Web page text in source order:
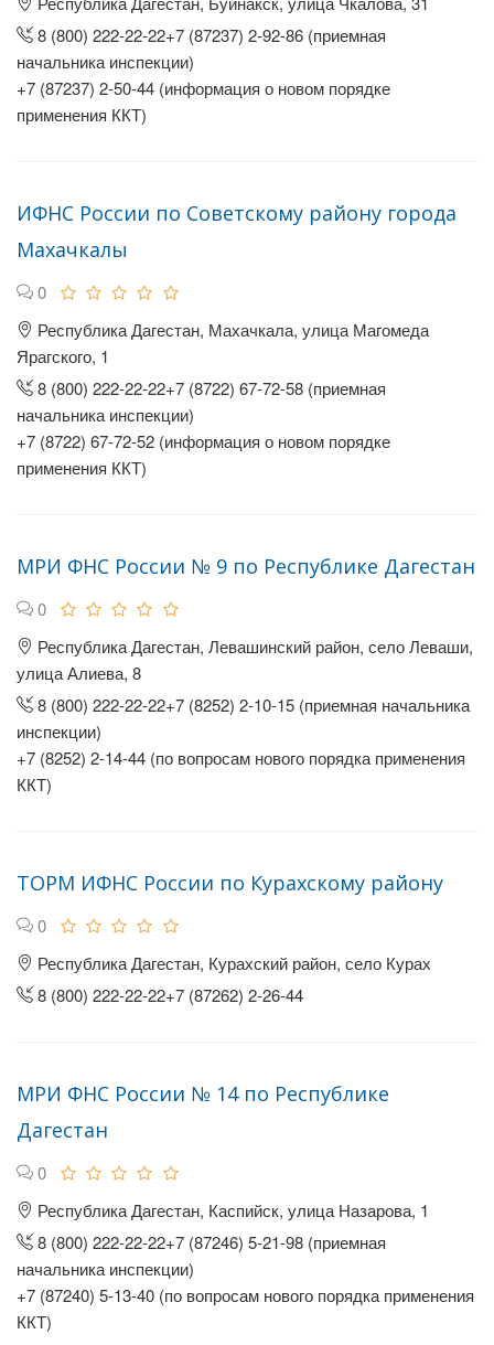
8 (800) 222-22-22+7 (87237) 2-92-86 (приемная
начальника инспекции)
+7 (87237) 2-50-44 (информация о новом порядке
применения ККТ)
ИФНС России по Советскому району города
Махачкалы
0
Республика Дагестан, Махачкала, улица Магомеда
Ярагского, 1
8 (800) 222-22-22+7 (8722) 67-72-58 (приемная
начальника инспекции)
+7 (8722) 67-72-52 (информация о новом порядке
применения ККТ)
МРИ ФНС России № 9 по Республике Дагестан
0
Республика Дагестан, Левашинский район, село Леваши,
улица Алиева, 8
8 (800) 222-22-22+7 (8252) 2-10-15 (приемная начальника
инспекции)
+7 (8252) 2-14-44 (по вопросам нового порядка применения
ККТ)
ТОРМ ИФНС России по Курахскому району
0
Республика Дагестан, Курахский район, село Курах
8 (800) 222-22-22+7 (87262) 2-26-44
МРИ ФНС России № 14 по Республике
Дагестан
0
Республика Дагестан, Каспийск, улица Назарова, 1
8 (800) 222-22-22+7 (87246) 5-21-98 (приемная
начальника инспекции)
+7 (87240) 5-13-40 (по вопросам нового порядка применения
ККТ)